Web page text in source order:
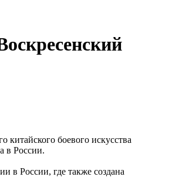
китайского боевого искусства
в России.
в России, где также создана